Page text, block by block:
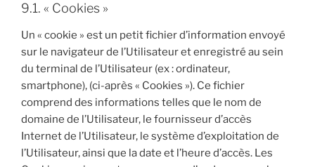
9.1. « Cookies »
Un « cookie » est un petit fichier d’information envoyé
sur le navigateur de l’Utilisateur et enregistré au sein
du terminal de l’Utilisateur (ex : ordinateur,
smartphone), (ci-après « Cookies »). Ce fichier
comprend des informations telles que le nom de
domaine de l’Utilisateur, le fournisseur d’accès
Internet de l’Utilisateur, le système d’exploitation de
l’Utilisateur, ainsi que la date et l’heure d’accès. Les